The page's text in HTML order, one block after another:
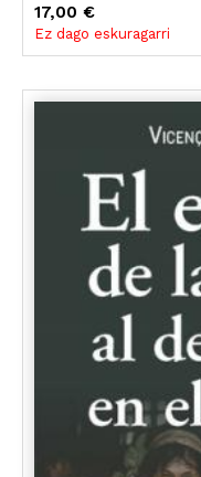
17,00 €
Ez dago eskuragarri